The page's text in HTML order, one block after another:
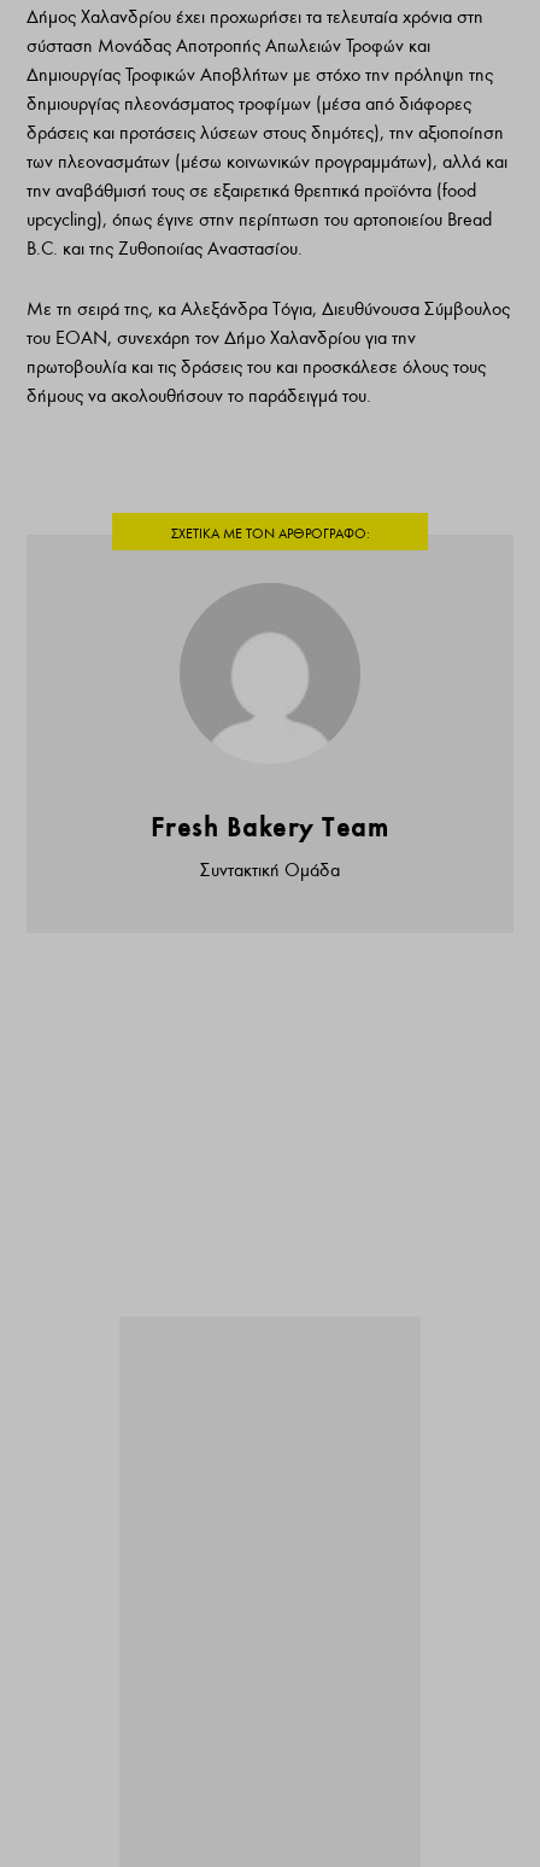
Δήμος Χαλανδρίου έχει προχωρήσει τα τελευταία χρόνια στη
σύσταση Μονάδας Αποτροπής Απωλειών Τροφών και
Δημιουργίας Τροφικών Αποβλήτων με στόχο την πρόληψη της
δημιουργίας πλεονάσματος τροφίμων (μέσα από διάφορες
δράσεις και προτάσεις λύσεων στους δημότες), την αξιοποίηση
των πλεονασμάτων (μέσω κοινωνικών προγραμμάτων), αλλά και
την αναβάθμισή τους σε εξαιρετικά θρεπτικά προϊόντα (food
upcycling), όπως έγινε στην περίπτωση του αρτοποιείου Bread
B.C. και της Ζυθοποιίας Αναστασίου.
Με τη σειρά της, κα Αλεξάνδρα Τόγια, Διευθύνουσα Σύμβουλος
του ΕΟΑΝ, συνεχάρη τον Δήμο Χαλανδρίου για την
πρωτοβουλία και τις δράσεις του και προσκάλεσε όλους τους
δήμους να ακολουθήσουν το παράδειγμά του.
Fresh Bakery Team
Συντακτική Ομάδα